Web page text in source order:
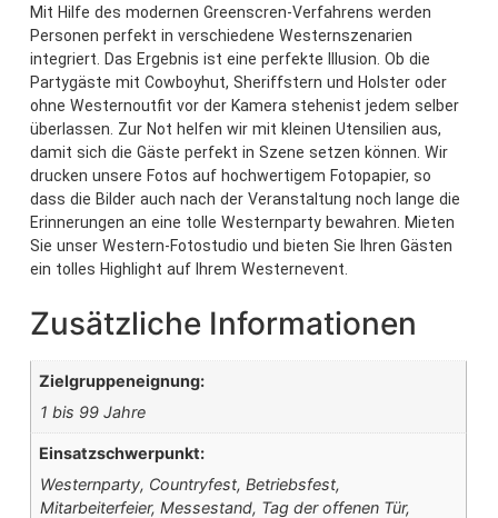
Mit Hilfe des modernen Greenscren-Verfahrens werden
Personen perfekt in verschiedene Westernszenarien
integriert. Das Ergebnis ist eine perfekte Illusion. Ob die
Partygäste mit Cowboyhut, Sheriffstern und Holster oder
ohne Westernoutfit vor der Kamera stehenist jedem selber
überlassen. Zur Not helfen wir mit kleinen Utensilien aus,
damit sich die Gäste perfekt in Szene setzen können. Wir
drucken unsere Fotos auf hochwertigem Fotopapier, so
dass die Bilder auch nach der Veranstaltung noch lange die
Erinnerungen an eine tolle Westernparty bewahren. Mieten
Sie unser Western-Fotostudio und bieten Sie Ihren Gästen
ein tolles Highlight auf Ihrem Westernevent.
Zusätzliche Informationen
Zielgruppeneignung:
1 bis 99 Jahre
Einsatzschwerpunkt:
Westernparty, Countryfest, Betriebsfest,
Mitarbeiterfeier, Messestand, Tag der offenen Tür,